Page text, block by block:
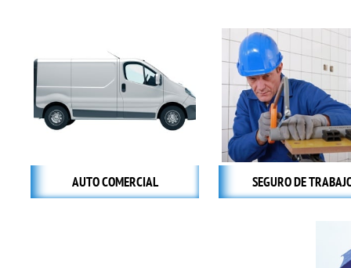
AUTO COMERCIAL SEGURO DE